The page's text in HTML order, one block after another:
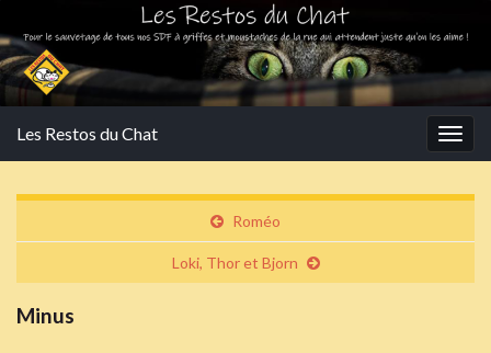
Les Restos du Chat
Roméo
Loki, Thor et Bjorn
Minus